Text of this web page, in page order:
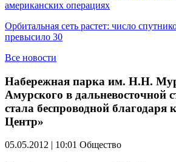
американских операциях
Орбитальная сеть растет: число
превысило 30
Все новости
Набережная парка им. Н.Н.
Амурского в дальневосточной
стала беспроводной
Центр»
05.05.2012 | 10:01 Общество